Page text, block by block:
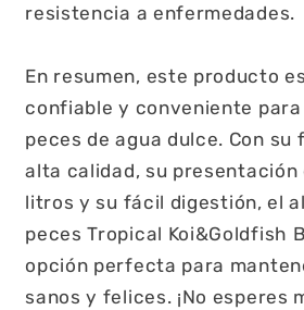
resistencia a enfermedades.
En resumen, este producto
confiable y conveniente
peces de agua dulce. Con su
alta calidad, su presentación
litros y su fácil digestión, el
peces Tropical Koi&Goldfish
opción perfecta para
sanos y felices. ¡No esperes